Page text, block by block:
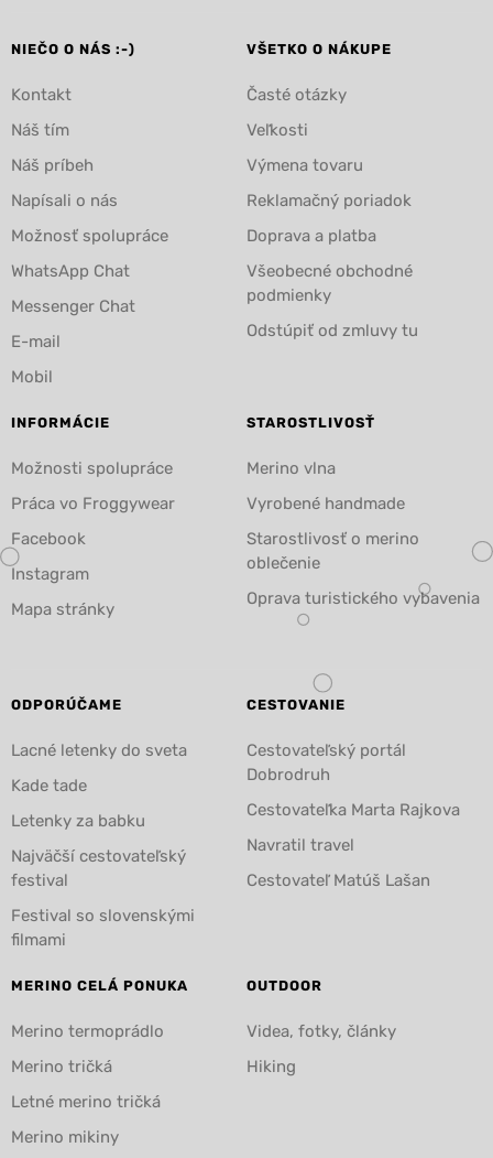
NIEČO O NÁS :-)
Kontakt
Náš tím
Náš príbeh
Napísali o nás
Možnosť spolupráce
WhatsApp Chat
Messenger Chat
E-mail
Mobil
VŠETKO O NÁKUPE
Časté otázky
Veľkosti
Výmena tovaru
Reklamačný poriadok
Doprava a platba
Všeobecné obchodné
podmienky
Odstúpiť od zmluvy tu
INFORMÁCIE
Možnosti spolupráce
Práca vo Froggywear
Facebook
Instagram
Mapa stránky
STAROSTLIVOSŤ
Merino vlna
Vyrobené handmade
Starostlivosť o merino
oblečenie
Oprava turistického vybavenia
ODPORÚČAME
Lacné letenky do sveta
Kade tade
Letenky za babku
Najväčší cestovateľský
festival
Festival so slovenskými
filmami
CESTOVANIE
Cestovateľský portál
Dobrodruh
Cestovateľka Marta Rajkova
Navratil travel
Cestovateľ Matúš Lašan
MERINO CELÁ PONUKA
Merino termoprádlo
Merino tričká
Letné merino tričká
Merino mikiny
OUTDOOR
Videa, fotky, články
Hiking